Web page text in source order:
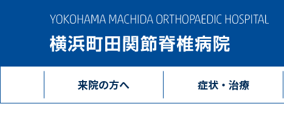
来院の方へ 症状・治療